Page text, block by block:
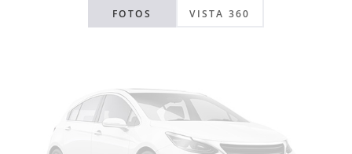
FOTOS VISTA 360